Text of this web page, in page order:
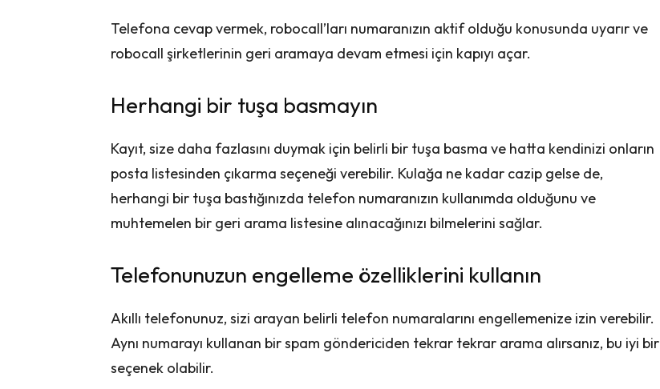
Telefona cevap vermek, robocall’ları numaranızın aktif olduğu konusunda uyarır ve
robocall şirketlerinin geri aramaya devam etmesi için kapıyı açar.
Herhangi bir tuşa basmayın
Kayıt, size daha fazlasını duymak için belirli bir tuşa basma ve hatta kendinizi onların
posta listesinden çıkarma seçeneği verebilir. Kulağa ne kadar cazip gelse de,
herhangi bir tuşa bastığınızda telefon numaranızın kullanımda olduğunu ve
muhtemelen bir geri arama listesine alınacağınızı bilmelerini sağlar.
Telefonunuzun engelleme özelliklerini kullanın
Akıllı telefonunuz, sizi arayan belirli telefon numaralarını engellemenize izin verebilir.
Aynı numarayı kullanan bir spam göndericiden tekrar tekrar arama alırsanız, bu iyi bir
seçenek olabilir.